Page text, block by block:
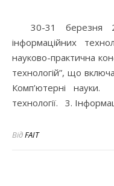
30-31 березня 2023 року, на базі кафедри
інформаційних
науково-практична
технологій”, що
Комп’ютерні
технології. 3.
ВідFAIT